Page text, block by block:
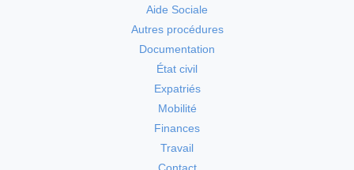
Aide Sociale
Autres procédures
Documentation
État civil
Expatriés
Mobilité
Finances
Travail